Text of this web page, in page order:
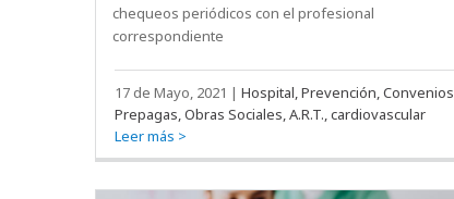
chequeos periódicos con el profesional
correspondiente
17 de Mayo, 2021 |Hospital, Prevención, Convenios,
Prepagas, Obras Sociales, A.R.T., cardiovascular
Leer más >